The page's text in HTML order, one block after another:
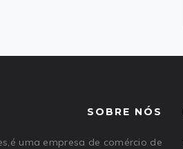
SOBRE NÓS
uma empresa de comércio de